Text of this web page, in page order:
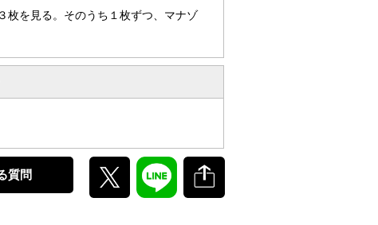
枚を見る。そのうち１枚ずつ、マナゾ
質問